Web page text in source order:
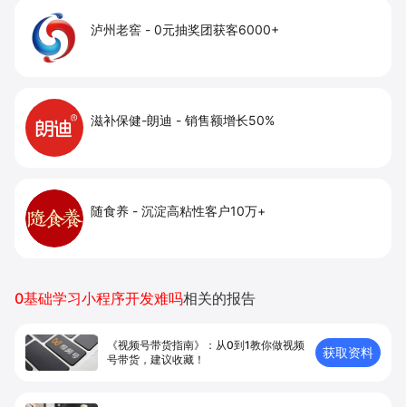
泸州老窖 - 0元抽奖团获客6000+
滋补保健-朗迪 - 销售额增长50%
随食养 - 沉淀高粘性客户10万+
0基础学习小程序开发难吗相关的报告
《视频号带货指南》：从0到1教你做视频
号带货，建议收藏！
获取资料